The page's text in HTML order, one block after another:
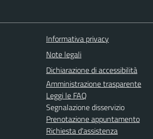
Informativa privacy
Note legali
Dichiarazione di accessibilità
Amministrazione trasparente
Leggi le FAQ
Segnalazione disservizio
Prenotazione appuntamento
Richiesta d'assistenza